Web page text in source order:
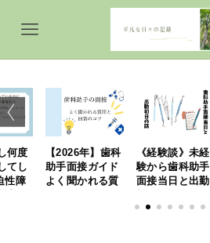
何度
てし
性障
【2026年】歯科
助手面接ガイド
よく聞かれる質
《経験談》未経
験から歯科助手
面接当日と出勤